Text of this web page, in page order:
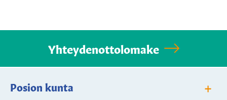
Yhteydenottolomake
Posion kunta +